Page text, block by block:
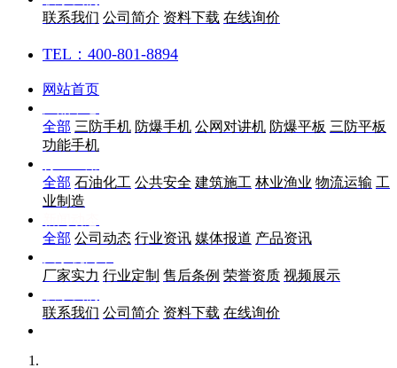
联系我们 公司简介 资料下载 在线询价
TEL：400-801-8894
网站首页
全部 三防手机 防爆手机 公网对讲机 防爆平板 三防平板
功能手机
全部 石油化工 公共安全 建筑施工 林业渔业 物流运输 工
业制造
全部 公司动态 行业资讯 媒体报道 产品资讯
厂家实力 行业定制 售后条例 荣誉资质 视频展示
联系我们 公司简介 资料下载 在线询价